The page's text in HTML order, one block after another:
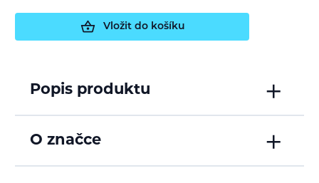
Vložit do košíku
Popis produktu
O značce